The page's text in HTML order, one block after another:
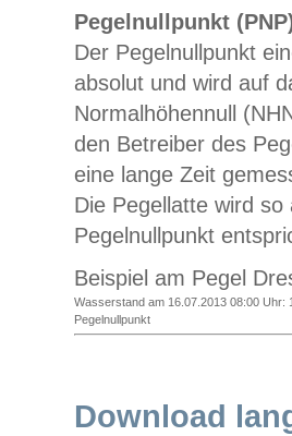
Pegelnullpunkt
Der Pegelnullpunkt
absolut und wird auf
Normalhöhennull
den Betreiber des
eine lange Zeit
Die Pegellatte wird
Pegelnullpunkt
Beispiel am Pegel
Wasserstand am 16.07.2013 08:00 Uhr:
Pegelnullpunkt
Download